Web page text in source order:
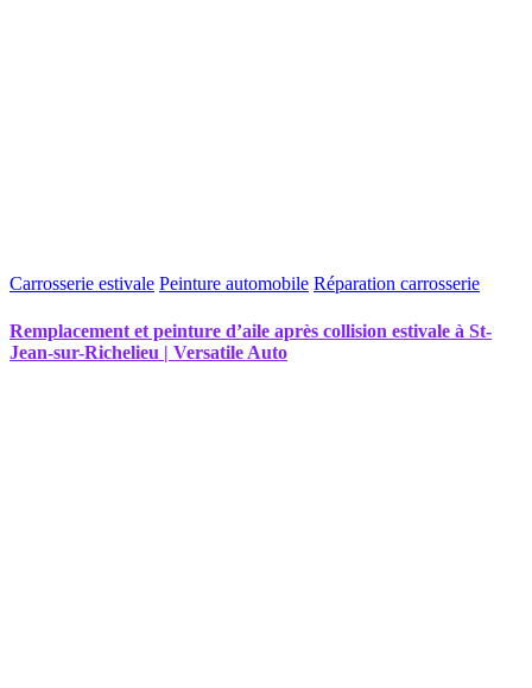
Carrosserie estivale Peinture automobile Réparation carrosserie
Remplacement et peinture d’aile après collision estivale à St-
Jean-sur-Richelieu | Versatile Auto